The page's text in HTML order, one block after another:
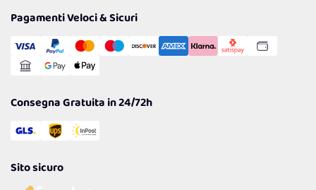
Cookie Policy
Gestisci Cookie
Reso Facile e Veloce
Pagamenti Veloci & Sicuri
Consegna Gratuita in 24/72h
Sito sicuro